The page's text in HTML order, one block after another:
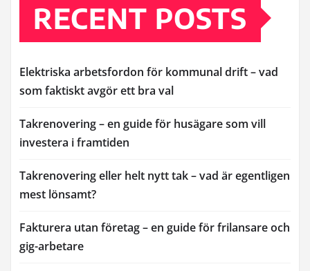
RECENT POSTS
Elektriska arbetsfordon för kommunal drift – vad
som faktiskt avgör ett bra val
Takrenovering – en guide för husägare som vill
investera i framtiden
Takrenovering eller helt nytt tak – vad är egentligen
mest lönsamt?
Fakturera utan företag – en guide för frilansare och
gig-arbetare